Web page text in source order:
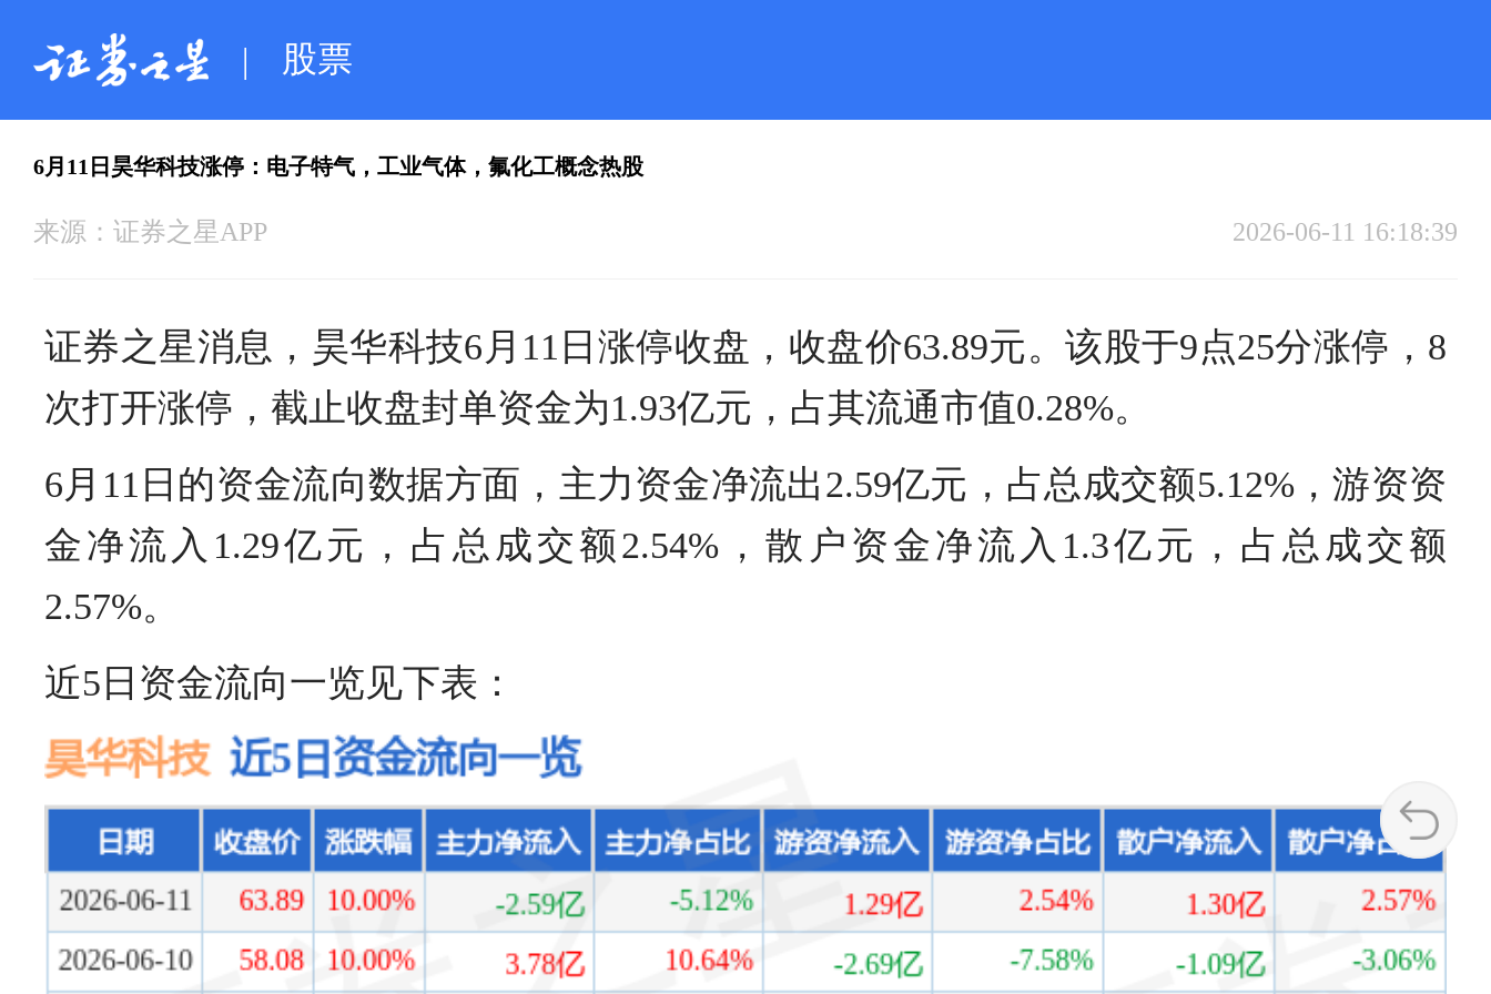
| 股票
6月11日昊华科技涨停：电子特气，工业气体，氟化工概念热股
来源： 证券之星APP 2026-06-11 16:18:39
证券之星消息，昊华科技6月11日涨停收盘，收盘价63.89元。该股于9点25分涨停，8
次打开涨停，截止收盘封单资金为1.93亿元，占其流通市值0.28%。
6月11日的资金流向数据方面，主力资金净流出2.59亿元，占总成交额5.12%，游资资
金净流入1.29亿元，占总成交额2.54%，散户资金净流入1.3亿元，占总成交额
2.57%。
近5日资金流向一览见下表：